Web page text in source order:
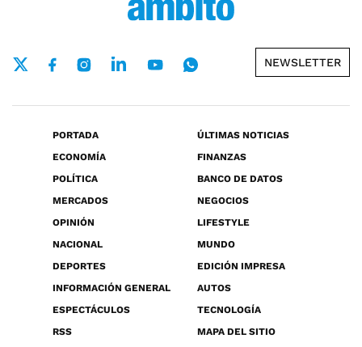
NEWSLETTER
PORTADA
ÚLTIMAS NOTICIAS
ECONOMÍA
FINANZAS
POLÍTICA
BANCO DE DATOS
MERCADOS
NEGOCIOS
OPINIÓN
LIFESTYLE
NACIONAL
MUNDO
DEPORTES
EDICIÓN IMPRESA
INFORMACIÓN GENERAL
AUTOS
ESPECTÁCULOS
TECNOLOGÍA
RSS
MAPA DEL SITIO